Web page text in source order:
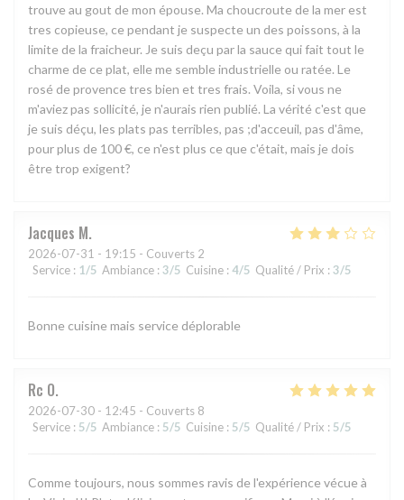
trouve au gout de mon épouse. Ma choucroute de la mer est
tres copieuse, ce pendant je suspecte un des poissons, à la
limite de la fraicheur. Je suis deçu par la sauce qui fait tout le
charme de ce plat, elle me semble industrielle ou ratée. Le
rosé de provence tres bien et tres frais. Voila, si vous ne
m'aviez pas sollicité, je n'aurais rien publié. La vérité c'est que
je suis déçu, les plats pas terribles, pas ;d'acceuil, pas d'âme,
pour plus de 100 €, ce n'est plus ce que c'était, mais je dois
être trop exigent?
Jacques M
2026-07-31 - 19:15 - Couverts 2
Service : 1/5 Ambiance : 3/5 Cuisine : 4/5 Qualité / Prix : 3/5
Bonne cuisine mais service déplorable
Rc O
2026-07-30 - 12:45 - Couverts 8
Service : 5/5 Ambiance : 5/5 Cuisine : 5/5 Qualité / Prix : 5/5
Comme toujours, nous sommes ravis de l'expérience vécue à